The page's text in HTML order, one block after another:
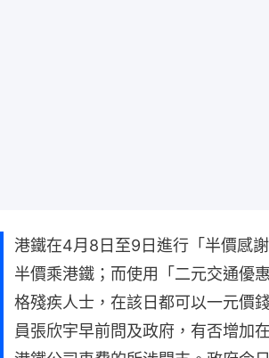
港鐵在4月8日至9日進行「半價感
半價乘港鐵；而使用「二元交通優
格殘疾人士，在該日都可以一元價
員張欣宇早前問及政府，有否增加